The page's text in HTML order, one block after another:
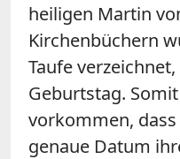
heiligen Martin
Kirchenbüchern
Taufe
Geburtstag.
vorkommen,
genaue Datum